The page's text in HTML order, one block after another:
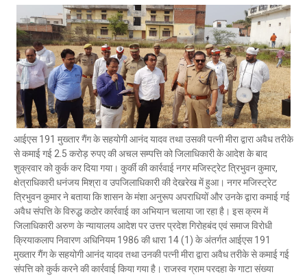
Mau Beat Media-Sep 22 2024
Fear of missing out-FOMO
Mau Beat Media-Sep 22 2024
Azamgarh:-महापंडित राहुल सांकृत्यायन के गांव में मनी शहीद-
Mau Beat Media-Mar 23 2023
Prayagraj - वरिष्ठ साहित्यकार डॉ. कन्हैया सिंह जी को मिला
Mau Beat Media -Feb 26 2023
Mau:-घर जा रहे युवक के सीने में मारी गोली
Mau Beat Media-Jan 24 2023
Prayagaraj:- सवा 2 करोड़ लोगों ने लगाई आस्था की डुबकी
Mau Beat Media Jan 21 2023
Mau:-भाजपा के पूर्व सांसद दोषी करार, एक महीने की सजा का
Mau Beat Media- Jan 17 2023
Mau:-प्रेमिका की हत्या करने वाला धराया
Mau Beat Media -Jan 14 2023
Mau:-विद्यार्थी परिषद मऊ ने आयोजित किया राष्ट्रीय युवा दिवस
Mau Beat Media- Jan 12 2023
UP:- पूर्वांचल के दो माफिया मुख्तार व बृजेश होंगे आमने-सामने
आईएस 191 मुख्तार गैंग के सहयोगी आनंद यादव तथा उसकी पत्नी मीरा द्वारा अवैध तरीके
से कमाई गई 2.5 करोड़ रुपए की अचल सम्पत्ति को जिलाधिकारी के आदेश के बाद
शुक्रवार को कुर्क कर दिया गया। कुर्की की कार्रवाई नगर मजिस्ट्रेट त्रिभुवन कुमार,
क्षेत्राधिकारी धनंजय मिश्रा व उपजिलाधिकारी की देखरेख में हुआ। नगर मजिस्ट्रेट
त्रिभुवन कुमार ने बताया कि शासन के मंशा अनुरूप अपराधियों और उनके द्वारा कमाई गई
अवैध संपत्ति के विरुद्ध कठोर कार्रवाई का अभियान चलाया जा रहा है। इस क्रम में
जिलाधिकारी अरुण के न्यायालय आदेश पर उत्तर प्रदेश गिरोहबंद एवं समाज विरोधी
क्रियाकलाप निवारण अधिनियम 1986 की धारा 14 (1) के अंतर्गत आईएस 191
मुख्तार गैंग के सहयोगी आनंद यादव तथा उनकी पत्नी मीरा द्वारा अवैध तरीके से कमाई गई
संपत्ति को कुर्क करने की कार्रवाई किया गया है। राजस्व ग्राम परदहा के गाटा संख्या